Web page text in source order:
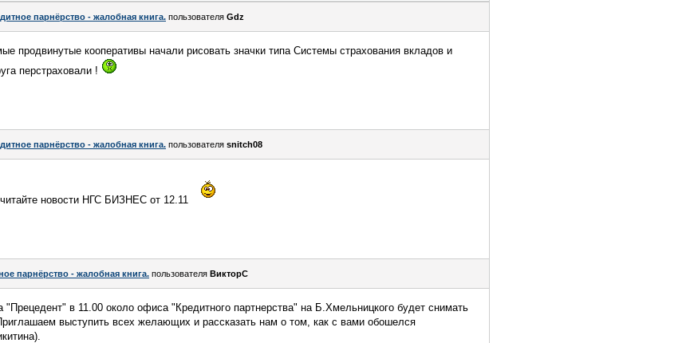
парнёрство - жалобная книга. пользователя Gdz
продвинутые кооперативы начали рисовать значки типа Системы страхования вкладов и
перстраховали !
парнёрство - жалобная книга. пользователя snitch08
новости НГС БИЗНЕС от 12.11
парнёрство - жалобная книга. пользователя ВикторС
в 11.00 около офиса "Кредитного партнерства" на Б.Хмельницкого будет снимать
выступить всех желающих и рассказать нам о том, как с вами обошелся